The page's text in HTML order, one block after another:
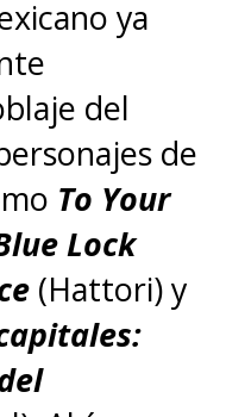
SiM,
Season
ya
del
de
To Your
Lock
(Hattori) y